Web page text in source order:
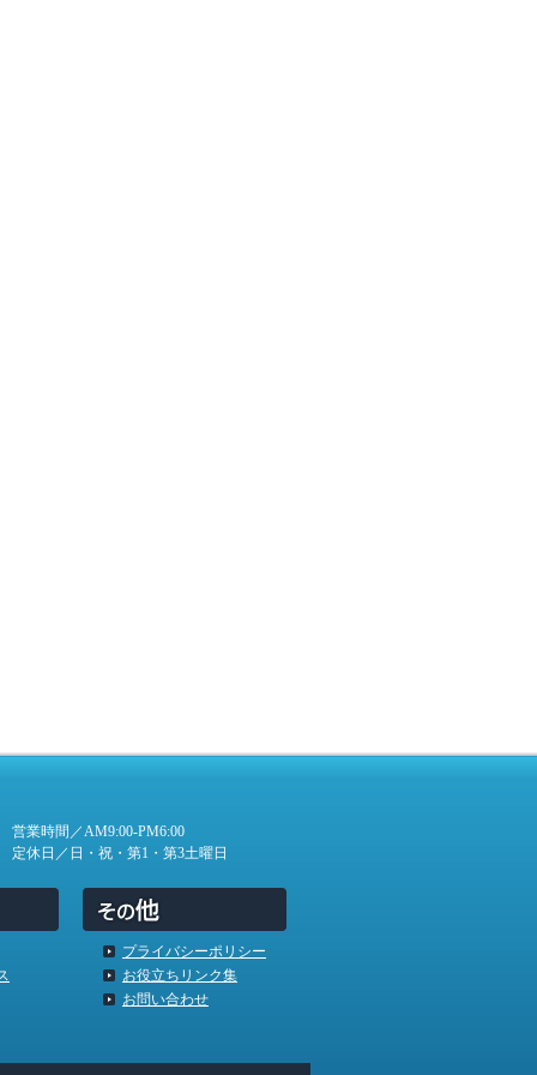
営業時間／AM9:00-PM6:00
定休日／日・祝・第1・第3土曜日
プライバシーポリシー
お役立ちリンク集
お問い合わせ